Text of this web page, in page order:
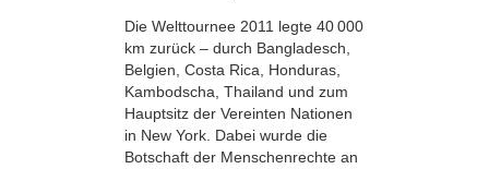
Die Welttournee 2011 legte 40 000
km zurück – durch Bangladesch,
Belgien, Costa Rica, Honduras,
Kambodscha, Thailand und zum
Hauptsitz der Vereinten Nationen
in New York. Dabei wurde die
Botschaft der Menschenrechte an